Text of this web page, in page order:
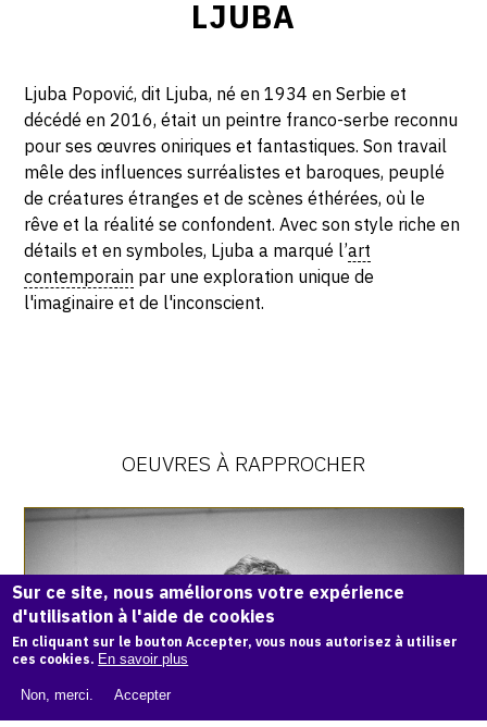
LJUBA
Ljuba Popović, dit Ljuba, né en 1934 en Serbie et
décédé en 2016, était un peintre franco-serbe reconnu
pour ses œuvres oniriques et fantastiques. Son travail
mêle des influences surréalistes et baroques, peuplé
de créatures étranges et de scènes éthérées, où le
rêve et la réalité se confondent. Avec son style riche en
détails et en symboles, Ljuba a marqué l’art
contemporain par une exploration unique de
l'imaginaire et de l'inconscient.
OEUVRES À RAPPROCHER
Catalogue
Philipp
Hugues
Bonan,
Ljuba
Sur ce site, nous améliorons votre expérience
d'utilisation à l'aide de cookies
En cliquant sur le bouton Accepter, vous nous autorisez à utiliser
ces cookies. En savoir plus
Non, merci. Accepter